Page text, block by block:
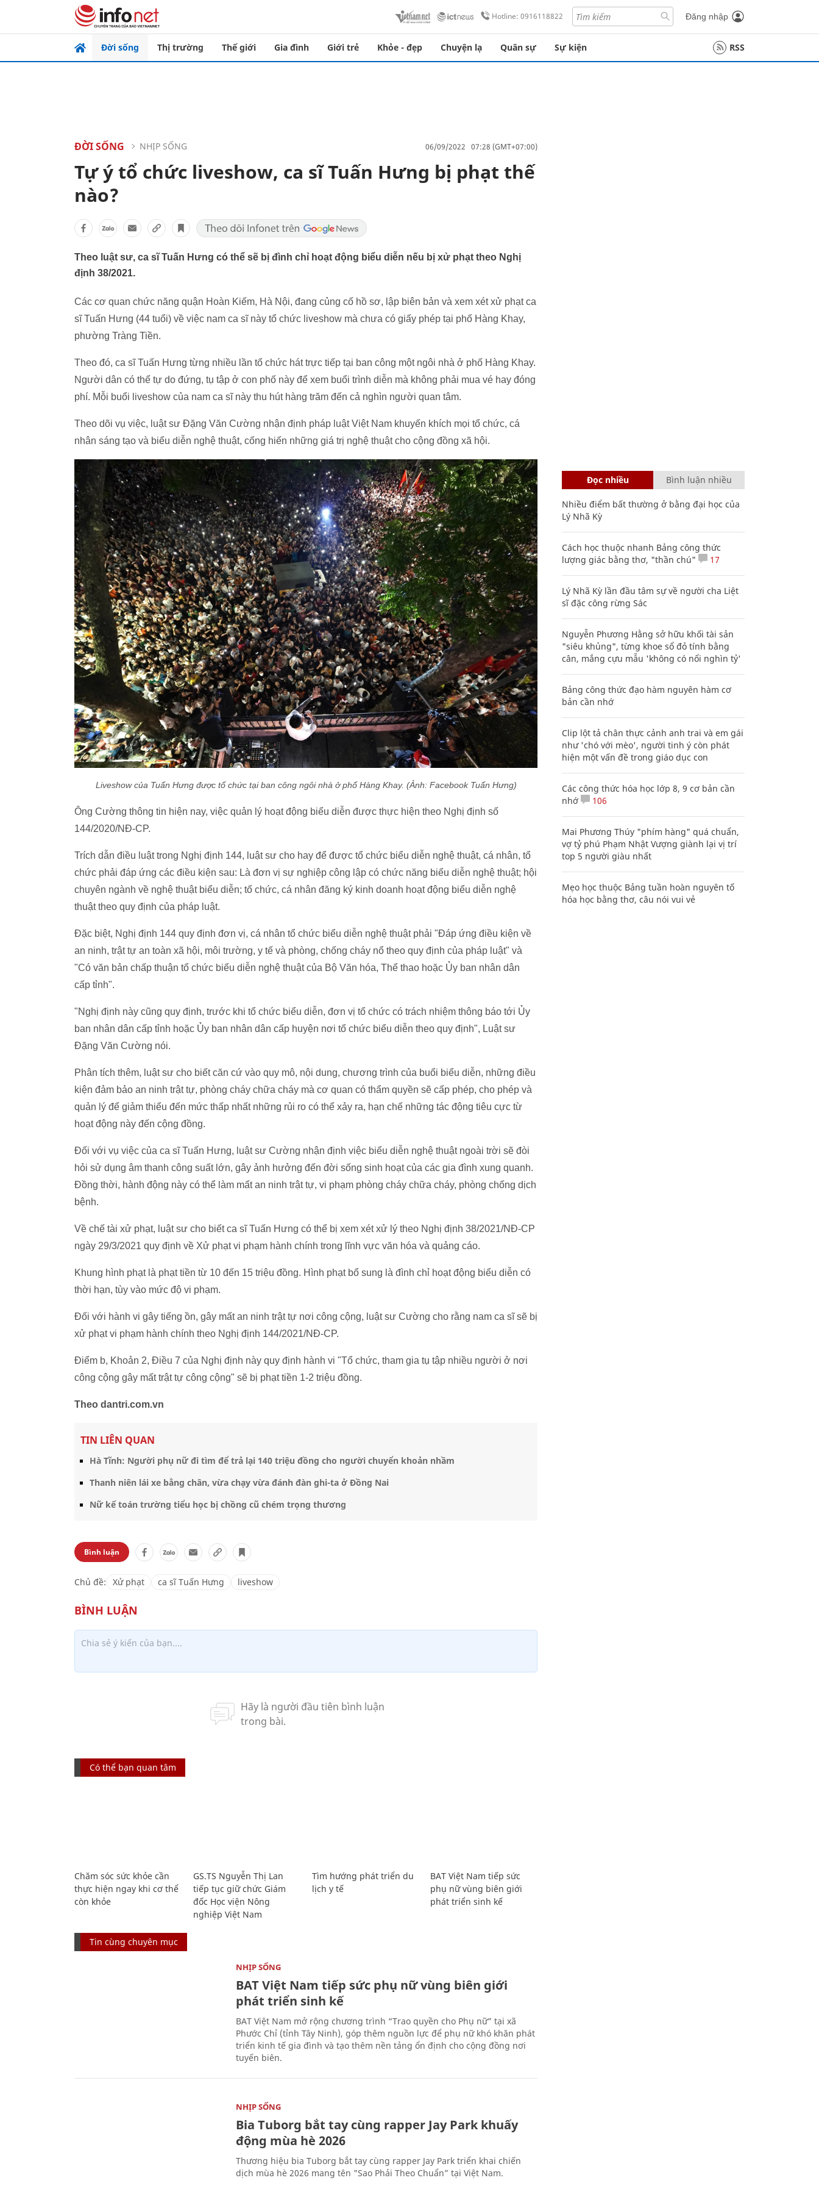
Hotline: 0916118822 Đăng nhập
Đời sống Thị trường Thế giới Gia đình Giới trẻ Khỏe - đẹp Chuyện lạ Quân sự Sự kiện RSS
ĐỜI SỐNG NHỊP SỐNG 06/09/2022 07:28 (GMT+07:00)
Tự ý tổ chức liveshow, ca sĩ Tuấn Hưng bị phạt thế
nào?
Theo luật sư, ca sĩ Tuấn Hưng có thể sẽ bị đình chỉ hoạt động biểu diễn nếu bị xử phạt theo Nghị
định 38/2021.
Các cơ quan chức năng quận Hoàn Kiếm, Hà Nội, đang củng cố hồ sơ, lập biên bản và xem xét xử phạt ca
sĩ Tuấn Hưng (44 tuổi) về việc nam ca sĩ này tổ chức liveshow mà chưa có giấy phép tại phố Hàng Khay,
phường Tràng Tiền.
Theo đó, ca sĩ Tuấn Hưng từng nhiều lần tổ chức hát trực tiếp tại ban công một ngôi nhà ở phố Hàng Khay.
Người dân có thể tự do đứng, tụ tập ở con phố này để xem buổi trình diễn mà không phải mua vé hay đóng
phí. Mỗi buổi liveshow của nam ca sĩ này thu hút hàng trăm đến cả nghìn người quan tâm.
Theo dõi vụ việc, luật sư Đặng Văn Cường nhận định pháp luật Việt Nam khuyến khích mọi tổ chức, cá
nhân sáng tạo và biểu diễn nghệ thuật, cống hiến những giá trị nghệ thuật cho cộng đồng xã hội.
Liveshow của Tuấn Hưng được tổ chức tại ban công ngôi nhà ở phố Hàng Khay. (Ảnh: Facebook Tuấn Hưng)
Ông Cường thông tin hiện nay, việc quản lý hoạt động biểu diễn được thực hiện theo Nghị định số
144/2020/NĐ-CP.
Trích dẫn điều luật trong Nghị định 144, luật sư cho hay để được tổ chức biểu diễn nghệ thuật, cá nhân, tổ
chức phải đáp ứng các điều kiện sau: Là đơn vị sự nghiệp công lập có chức năng biểu diễn nghệ thuật; hội
chuyên ngành về nghệ thuật biểu diễn; tổ chức, cá nhân đăng ký kinh doanh hoạt động biểu diễn nghệ
thuật theo quy định của pháp luật.
Đặc biệt, Nghị định 144 quy định đơn vị, cá nhân tổ chức biểu diễn nghệ thuật phải "Đáp ứng điều kiện về
an ninh, trật tự an toàn xã hội, môi trường, y tế và phòng, chống cháy nổ theo quy định của pháp luật" và
"Có văn bản chấp thuận tổ chức biểu diễn nghệ thuật của Bộ Văn hóa, Thể thao hoặc Ủy ban nhân dân
cấp tỉnh".
"Nghị định này cũng quy định, trước khi tổ chức biểu diễn, đơn vị tổ chức có trách nhiệm thông báo tới Ủy
ban nhân dân cấp tỉnh hoặc Ủy ban nhân dân cấp huyện nơi tổ chức biểu diễn theo quy định", Luật sư
Đặng Văn Cường nói.
Phân tích thêm, luật sư cho biết căn cứ vào quy mô, nội dung, chương trình của buổi biểu diễn, những điều
kiện đảm bảo an ninh trật tự, phòng cháy chữa cháy mà cơ quan có thẩm quyền sẽ cấp phép, cho phép và
quản lý để giảm thiểu đến mức thấp nhất những rủi ro có thể xảy ra, hạn chế những tác động tiêu cực từ
hoạt động này đến cộng đồng.
Đối với vụ việc của ca sĩ Tuấn Hưng, luật sư Cường nhận định việc biểu diễn nghệ thuật ngoài trời sẽ đòi
hỏi sử dụng âm thanh công suất lớn, gây ảnh hưởng đến đời sống sinh hoạt của các gia đình xung quanh.
Đồng thời, hành động này có thể làm mất an ninh trật tự, vi phạm phòng cháy chữa cháy, phòng chống dịch
bệnh.
Về chế tài xử phạt, luật sư cho biết ca sĩ Tuấn Hưng có thể bị xem xét xử lý theo Nghị định 38/2021/NĐ-CP
ngày 29/3/2021 quy định về Xử phạt vi phạm hành chính trong lĩnh vực văn hóa và quảng cáo.
Khung hình phạt là phạt tiền từ 10 đến 15 triệu đồng. Hình phạt bổ sung là đình chỉ hoạt động biểu diễn có
thời hạn, tùy vào mức độ vi phạm.
Đối với hành vi gây tiếng ồn, gây mất an ninh trật tự nơi công cộng, luật sư Cường cho rằng nam ca sĩ sẽ bị
xử phạt vi phạm hành chính theo Nghị định 144/2021/NĐ-CP.
Điểm b, Khoản 2, Điều 7 của Nghị định này quy định hành vi "Tổ chức, tham gia tụ tập nhiều người ở nơi
công cộng gây mất trật tự công cộng" sẽ bị phạt tiền 1-2 triệu đồng.
Theo dantri.com.vn
TIN LIÊN QUAN
Hà Tĩnh: Người phụ nữ đi tìm để trả lại 140 triệu đồng cho người chuyển khoản nhầm
Thanh niên lái xe bằng chân, vừa chạy vừa đánh đàn ghi-ta ở Đồng Nai
Nữ kế toán trường tiểu học bị chồng cũ chém trọng thương
Bình luận
Chủ đề: Xử phạt ca sĩ Tuấn Hưng liveshow
Có thể bạn quan tâm
Chăm sóc sức khỏe cần
thực hiện ngay khi cơ thể
còn khỏe
GS.TS Nguyễn Thị Lan
tiếp tục giữ chức Giám
đốc Học viện Nông
nghiệp Việt Nam
Tìm hướng phát triển du
lịch y tế
BAT Việt Nam tiếp sức
phụ nữ vùng biên giới
phát triển sinh kế
Tin cùng chuyên mục
NHỊP SỐNG
BAT Việt Nam tiếp sức phụ nữ vùng biên giới
phát triển sinh kế
BAT Việt Nam mở rộng chương trình “Trao quyền cho Phụ nữ” tại xã
Phước Chỉ (tỉnh Tây Ninh), góp thêm nguồn lực để phụ nữ khó khăn phát
triển kinh tế gia đình và tạo thêm nền tảng ổn định cho cộng đồng nơi
tuyến biên.
NHỊP SỐNG
Bia Tuborg bắt tay cùng rapper Jay Park khuấy
động mùa hè 2026
Thương hiệu bia Tuborg bắt tay cùng rapper Jay Park triển khai chiến
dịch mùa hè 2026 mang tên "Sao Phải Theo Chuẩn” tại Việt Nam.
Đọc nhiều Bình luận nhiều
Nhiều điểm bất thường ở bằng đại học của
Lý Nhã Kỳ
Cách học thuộc nhanh Bảng công thức
lượng giác bằng thơ, "thần chú"
17
Lý Nhã Kỳ lần đầu tâm sự về người cha Liệt
sĩ đặc công rừng Sác
Nguyễn Phương Hằng sở hữu khối tài sản
"siêu khủng", từng khoe sổ đỏ tính bằng
cân, mắng cựu mẫu 'không có nổi nghìn tỷ'
Bảng công thức đạo hàm nguyên hàm cơ
bản cần nhớ
Clip lột tả chân thực cảnh anh trai và em gái
như 'chó với mèo', người tinh ý còn phát
hiện một vấn đề trong giáo dục con
Các công thức hóa học lớp 8, 9 cơ bản cần
nhớ
106
Mai Phương Thúy "phím hàng" quá chuẩn,
vợ tỷ phú Phạm Nhật Vượng giành lại vị trí
top 5 người giàu nhất
Mẹo học thuộc Bảng tuần hoàn nguyên tố
hóa học bằng thơ, câu nói vui vẻ